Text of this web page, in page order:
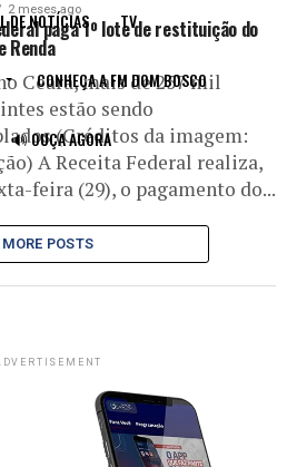
DE NOTÍCIAS TV
CONHEÇA A FM DOM BOSCO
🔊 OUÇA AGORA
2 meses ago
paga 1º lote de restituição do
Renda
Ceará, mais de 257 mil
estão sendo
(Créditos da imagem:
A Receita Federal realiza,
feira (29), o pagamento do...
MORE POSTS